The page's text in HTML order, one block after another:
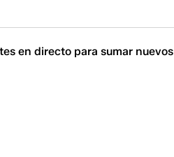
en directo para sumar nuevos